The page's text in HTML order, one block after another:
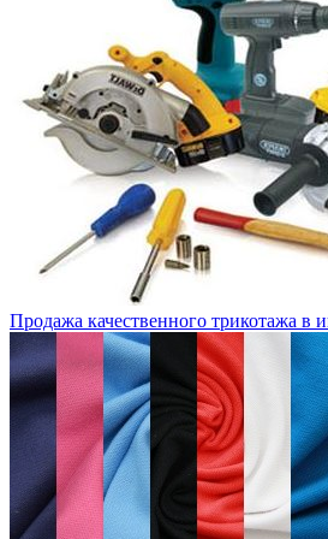
Продажа качественного трикотажа в